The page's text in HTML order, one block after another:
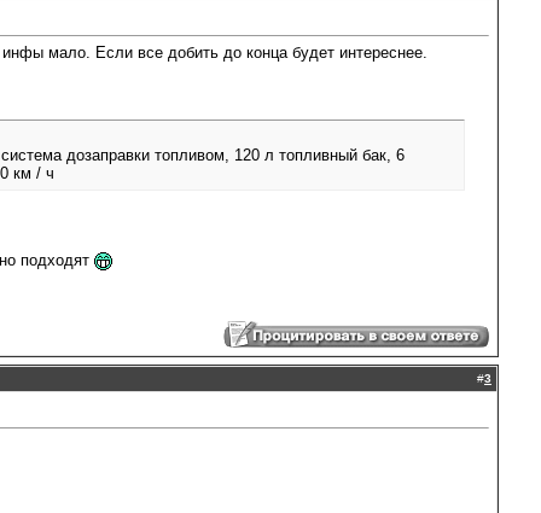
мало. Если все добить до конца будет интереснее.
дозаправки топливом, 120 л топливный бак, 6
км / ч
подходят
#3